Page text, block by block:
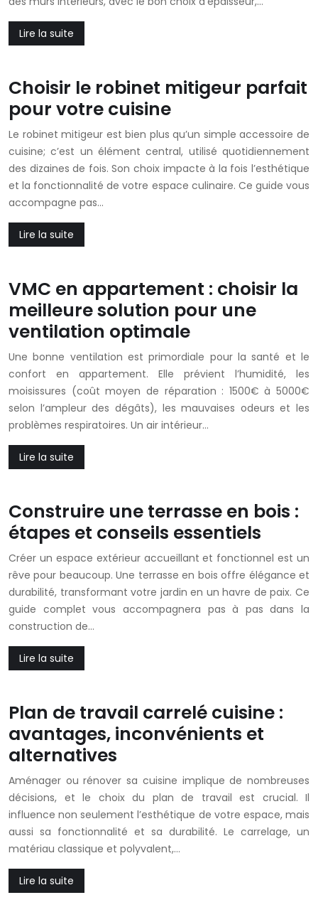
Lire la suite
Choisir le robinet mitigeur parfait
pour votre cuisine
Le robinet mitigeur est bien plus qu’un simple accessoire de
cuisine; c’est un élément central, utilisé quotidiennement
des dizaines de fois. Son choix impacte à la fois l’esthétique
et la fonctionnalité de votre espace culinaire. Ce guide vous
accompagne pas…
Lire la suite
VMC en appartement : choisir la
meilleure solution pour une
ventilation optimale
Une bonne ventilation est primordiale pour la santé et le
confort en appartement. Elle prévient l’humidité, les
moisissures (coût moyen de réparation : 1500€ à 5000€
selon l’ampleur des dégâts), les mauvaises odeurs et les
problèmes respiratoires. Un air intérieur…
Lire la suite
Construire une terrasse en bois :
étapes et conseils essentiels
Créer un espace extérieur accueillant et fonctionnel est un
rêve pour beaucoup. Une terrasse en bois offre élégance et
durabilité, transformant votre jardin en un havre de paix. Ce
guide complet vous accompagnera pas à pas dans la
construction de…
Lire la suite
Plan de travail carrelé cuisine :
avantages, inconvénients et
alternatives
Aménager ou rénover sa cuisine implique de nombreuses
décisions, et le choix du plan de travail est crucial. Il
influence non seulement l’esthétique de votre espace, mais
aussi sa fonctionnalité et sa durabilité. Le carrelage, un
matériau classique et polyvalent,…
Lire la suite